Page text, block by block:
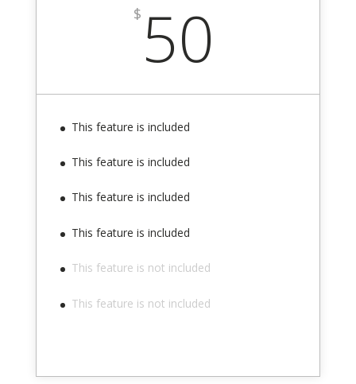
$ 50
This feature is included
This feature is included
This feature is included
This feature is included
This feature is not included
This feature is not included